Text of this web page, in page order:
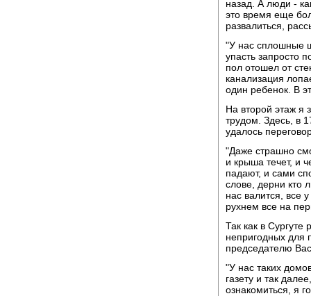
назад. А люди -
это время еще
развалиться,
"У нас сплошные
упасть запросто
пол отошел от
канализация
один ребенок. В
На второй этаж я
трудом. Здесь, в
удалось
"Даже страшно
и крыша течет, и
падают, и сами
слове, дерни кто
нас валится, все
рухнем все на
Так как в
непригодных для
председателю
"У нас таких
газету и так
ознакомиться, я